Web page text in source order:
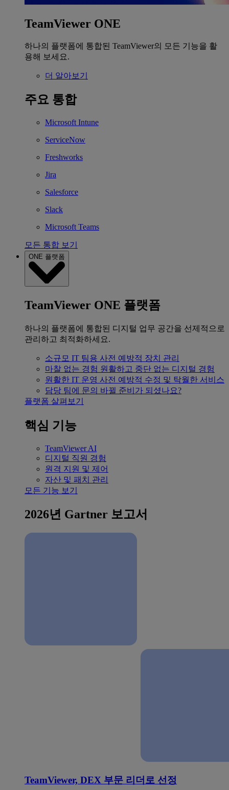
TeamViewer ONE
하나의 플랫폼에 통합된 TeamViewer의 모든 기능을 활
용해 보세요.
더 알아보기
주요 통합
Microsoft Intune
ServiceNow
Freshworks
Jira
Salesforce
Slack
Microsoft Teams
모든 통합 보기
ONE 플랫폼
TeamViewer ONE 플랫폼
하나의 플랫폼에 통합된 디지털 업무 공간을 선제적으로
관리하고 최적화하세요.
소규모 IT 팀용 사전 예방적 장치 관리
마찰 없는 경험 원활하고 중단 없는 디지털 경험
원활한 IT 운영 사전 예방적 수정 및 탁월한 서비스
담당 팀에 문의 바뀔 준비가 되셨나요?
플랫폼 살펴보기
핵심 기능
TeamViewer AI
디지털 직원 경험
원격 지원 및 제어
자산 및 패치 관리
모든 기능 보기
2026년 Gartner 보고서
TeamViewer, DEX 부문 리더로 선정